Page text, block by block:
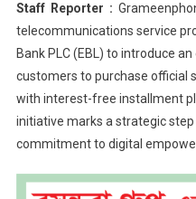
Staff Reporter :
telecommunications service
Bank PLC (EBL) to introduce
customers to purchase official
with interest-free installment
initiative marks a strategic step
commitment to digital